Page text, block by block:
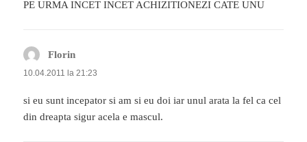
PE URMA INCET INCET ACHIZITIONEZI CATE UNU
Florin
10.04.2011 la 21:23
si eu sunt incepator si am si eu doi iar unul arata la fel ca cel
din dreapta sigur acela e mascul.